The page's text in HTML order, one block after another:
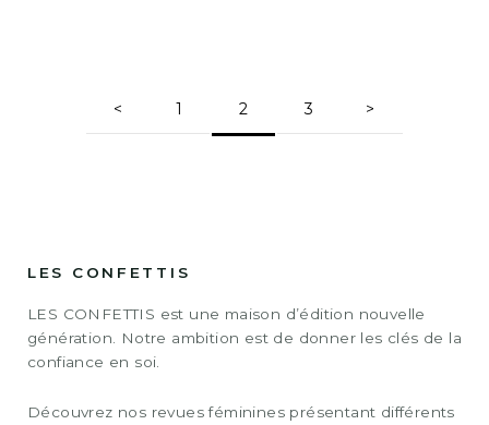
< 1 2 3 >
LES CONFETTIS
LES CONFETTIS est une maison d’édition nouvelle
génération. Notre ambition est de donner les clés de la
confiance en soi.
Découvrez nos revues féminines présentant différents